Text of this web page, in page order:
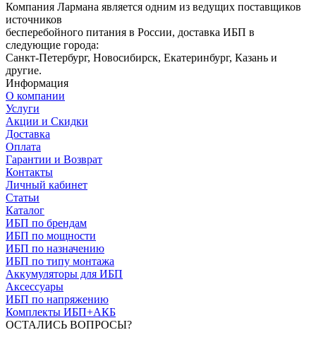
Компания Лармана является одним из ведущих поставщиков
источников
бесперебойного питания в России, доставка ИБП в
следующие города:
Санкт-Петербург, Новосибирск, Екатеринбург, Казань и
другие.
Информация
О компании
Услуги
Акции и Скидки
Доставка
Оплата
Гарантии и Возврат
Контакты
Личный кабинет
Статьи
Каталог
ИБП по брендам
ИБП по мощности
ИБП по назначению
ИБП по типу монтажа
Аккумуляторы для ИБП
Аксессуары
ИБП по напряжению
Комплекты ИБП+АКБ
ОСТАЛИСЬ ВОПРОСЫ?